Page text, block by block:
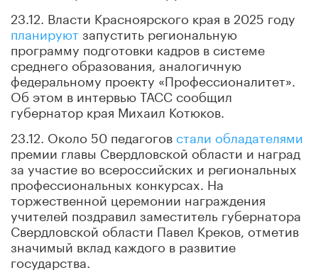
23.12. Власти Красноярского края в 2025 году
планируютзапустить региональную
программу подготовки кадров в системе
среднего образования, аналогичную
федеральному проекту «Профессионалитет».
Об этом в интервью ТАСС сообщил
губернатор края Михаил Котюков.
23.12. Около 50 педагогов стали обладателями
премии главы Свердловской области и наград
за участие во всероссийских и региональных
профессиональных конкурсах. На
торжественной церемонии награждения
учителей поздравил заместитель губернатора
Свердловской области Павел Креков, отметив
значимый вклад каждого в развитие
государства.